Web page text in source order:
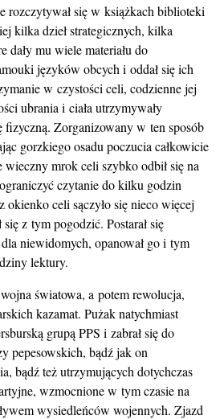
rozczytywał się w książkach biblioteki
kilka dzieł strategicznych, kilka
dały mu wiele materiału do
języków obcych i oddał się ich
w czystości celi, codzienne jej
ubrania i ciała utrzymywały
Zorganizowany w ten sposób
gorzkiego osadu poczucia całkowicie
mrok celi szybko odbił się na
czytanie do kilku godzin
okienko celi sączyło się nieco więcej
się z tym pogodzić. Postarał się
niewidomych, opanował go i tym
lektury.
wojna światowa, a potem rewolucja,
kazamat. Pużak natychmiast
grupą PPS i zabrał się do
pepesowskich, bądź jak on
bądź też utrzymujących dotychczas
wzmocnione w tym czasie na
wysiedleńców wojennych. Zjazd